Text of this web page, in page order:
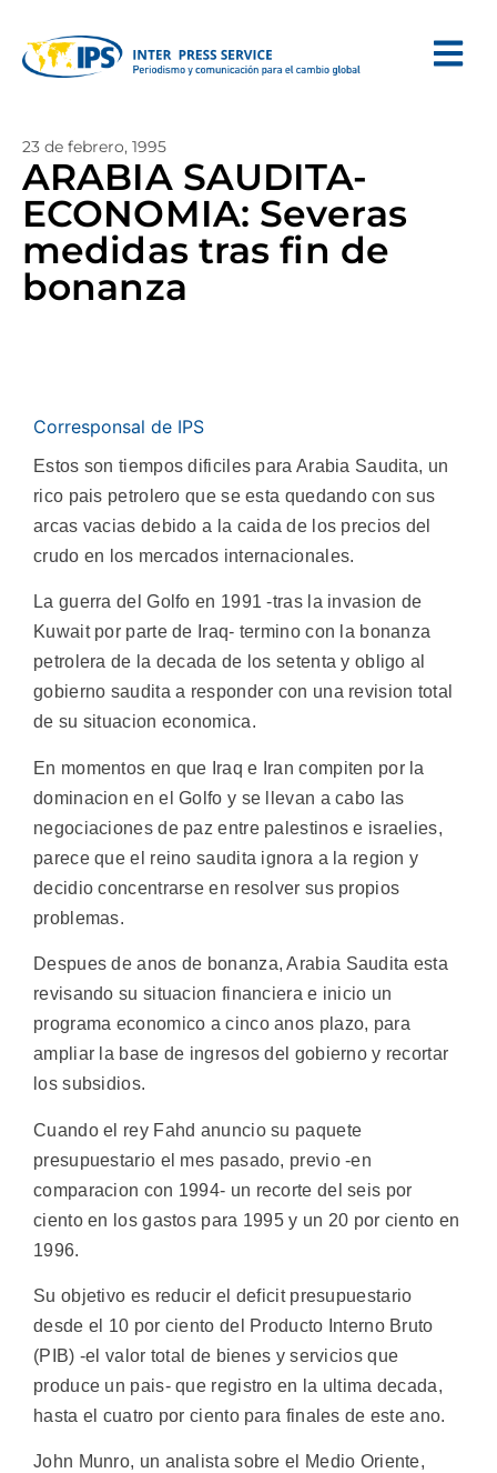
23 de febrero, 1995
ARABIA SAUDITA-
ECONOMIA: Severas
medidas tras fin de
bonanza
Corresponsal de IPS
Estos son tiempos dificiles para Arabia Saudita, un
rico pais petrolero que se esta quedando con sus
arcas vacias debido a la caida de los precios del
crudo en los mercados internacionales.
La guerra del Golfo en 1991 -tras la invasion de
Kuwait por parte de Iraq- termino con la bonanza
petrolera de la decada de los setenta y obligo al
gobierno saudita a responder con una revision total
de su situacion economica.
En momentos en que Iraq e Iran compiten por la
dominacion en el Golfo y se llevan a cabo las
negociaciones de paz entre palestinos e israelies,
parece que el reino saudita ignora a la region y
decidio concentrarse en resolver sus propios
problemas.
Despues de anos de bonanza, Arabia Saudita esta
revisando su situacion financiera e inicio un
programa economico a cinco anos plazo, para
ampliar la base de ingresos del gobierno y recortar
los subsidios.
Cuando el rey Fahd anuncio su paquete
presupuestario el mes pasado, previo -en
comparacion con 1994- un recorte del seis por
ciento en los gastos para 1995 y un 20 por ciento en
1996.
Su objetivo es reducir el deficit presupuestario
desde el 10 por ciento del Producto Interno Bruto
(PIB) -el valor total de bienes y servicios que
produce un pais- que registro en la ultima decada,
hasta el cuatro por ciento para finales de este ano.
John Munro, un analista sobre el Medio Oriente,